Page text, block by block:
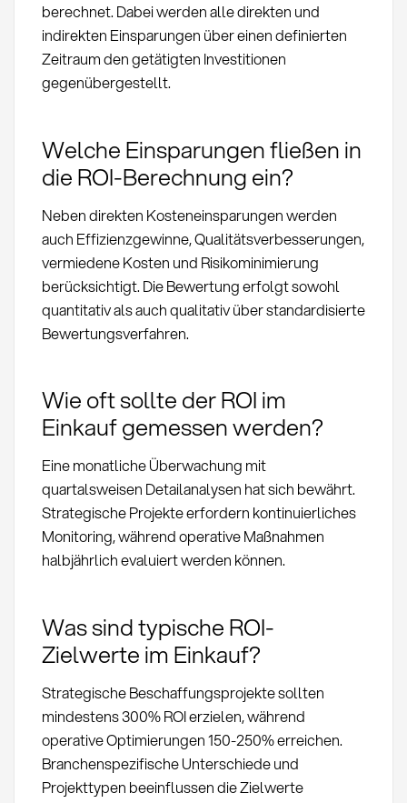
berechnet. Dabei werden alle direkten und
indirekten Einsparungen über einen definierten
Zeitraum den getätigten Investitionen
gegenübergestellt.
Welche Einsparungen fließen in
die ROI-Berechnung ein?
Neben direkten Kosteneinsparungen werden
auch Effizienzgewinne, Qualitätsverbesserungen,
vermiedene Kosten und Risikominimierung
berücksichtigt. Die Bewertung erfolgt sowohl
quantitativ als auch qualitativ über standardisierte
Bewertungsverfahren.
Wie oft sollte der ROI im
Einkauf gemessen werden?
Eine monatliche Überwachung mit
quartalsweisen Detailanalysen hat sich bewährt.
Strategische Projekte erfordern kontinuierliches
Monitoring, während operative Maßnahmen
halbjährlich evaluiert werden können.
Was sind typische ROI-
Zielwerte im Einkauf?
Strategische Beschaffungsprojekte sollten
mindestens 300% ROI erzielen, während
operative Optimierungen 150-250% erreichen.
Branchenspezifische Unterschiede und
Projekttypen beeinflussen die Zielwerte